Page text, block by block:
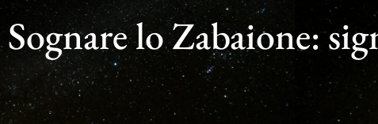
Sognare lo Zabaione: